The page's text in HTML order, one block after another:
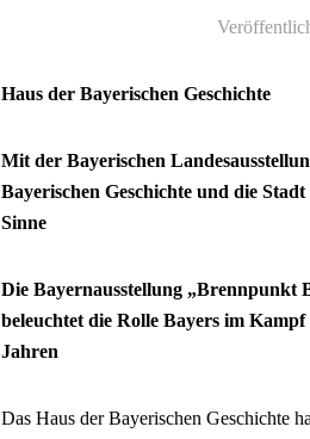
Haus der Bayerischen Geschichte
Mit der Bayerischen
Bayerischen Geschichte und die
Sinne
Die Bayernausstellung „Brennpunkt
beleuchtet die Rolle Bayers im
Jahren
Das Haus der Bayerischen Geschichte